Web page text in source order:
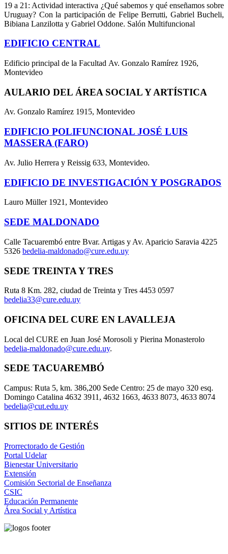
19 a 21: Actividad interactiva ¿Qué sabemos y qué enseñamos sobre
Uruguay? Con la participación de Felipe Berrutti, Gabriel Bucheli,
Bibiana Lanzilotta y Gabriel Oddone. Salón Multifuncional
EDIFICIO CENTRAL
Edificio principal de la Facultad Av. Gonzalo Ramírez 1926,
Montevideo
AULARIO DEL ÁREA SOCIAL Y ARTÍSTICA
Av. Gonzalo Ramírez 1915, Montevideo
EDIFICIO POLIFUNCIONAL JOSÉ LUIS
MASSERA (FARO)
Av. Julio Herrera y Reissig 633, Montevideo.
EDIFICIO DE INVESTIGACIÓN Y POSGRADOS
Lauro Müller 1921, Montevideo
SEDE MALDONADO
Calle Tacuarembó entre Bvar. Artigas y Av. Aparicio Saravia 4225
5326 bedelia-maldonado@cure.edu.uy
SEDE TREINTA Y TRES
Ruta 8 Km. 282, ciudad de Treinta y Tres 4453 0597
bedelia33@cure.edu.uy
OFICINA DEL CURE EN LAVALLEJA
Local del CURE en Juan José Morosoli y Pierina Monasterolo
bedelia-maldonado@cure.edu.uy.
SEDE TACUAREMBÓ
Campus: Ruta 5, km. 386,200 Sede Centro: 25 de mayo 320 esq.
Domingo Catalina 4632 3911, 4632 1663, 4633 8073, 4633 8074
bedelia@cut.edu.uy
SITIOS DE INTERÉS
Prorrectorado de Gestión
Portal Udelar
Bienestar Universitario
Extensión
Comisión Sectorial de Enseñanza
CSIC
Educación Permanente
Área Social y Artística